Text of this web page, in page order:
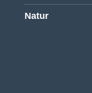
Natur